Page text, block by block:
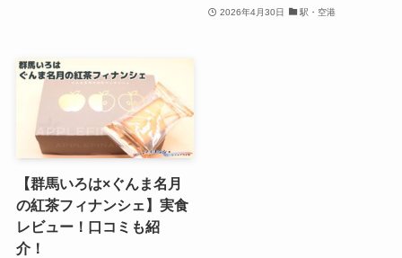
2026年4月30日 駅・空港
【群馬いろは×ぐんま名月
の紅茶フィナンシェ】実食
レビュー！口コミも紹
介！